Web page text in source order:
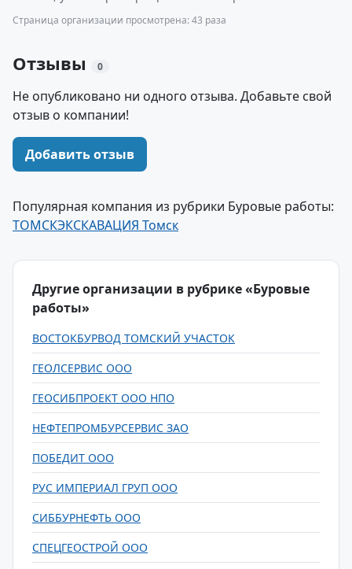
Страница организации просмотрена: 43 раза
Отзывы 0
Не опубликовано ни одного отзыва. Добавьте свой
отзыв о компании!
Добавить отзыв
Популярная компания из рубрики Буровые работы:
ТОМСКЭКСКАВАЦИЯ Томск
Другие организации в рубрике «Буровые
работы»
ВОСТОКБУРВОД ТОМСКИЙ УЧАСТОК
ГЕОЛСЕРВИС ООО
ГЕОСИБПРОЕКТ ООО НПО
НЕФТЕПРОМБУРСЕРВИС ЗАО
ПОБЕДИТ ООО
РУС ИМПЕРИАЛ ГРУП ООО
СИББУРНЕФТЬ ООО
СПЕЦГЕОСТРОЙ ООО